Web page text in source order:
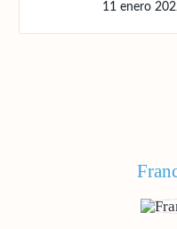
11 enero